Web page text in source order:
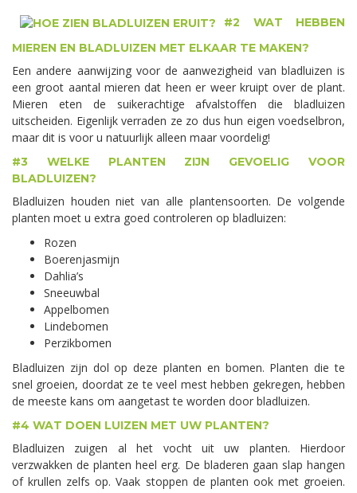
#2 WAT HEBBEN
MIEREN EN BLADLUIZEN MET ELKAAR TE MAKEN?
Een andere aanwijzing voor de aanwezigheid van bladluizen is
een groot aantal mieren dat heen er weer kruipt over de plant.
Mieren eten de suikerachtige afvalstoffen die bladluizen
uitscheiden. Eigenlijk verraden ze zo dus hun eigen voedselbron,
maar dit is voor u natuurlijk alleen maar voordelig!
#3 WELKE PLANTEN ZIJN GEVOELIG VOOR
BLADLUIZEN?
Bladluizen houden niet van alle plantensoorten. De volgende
planten moet u extra goed controleren op bladluizen:
Rozen
Boerenjasmijn
Dahlia’s
Sneeuwbal
Appelbomen
Lindebomen
Perzikbomen
Bladluizen zijn dol op deze planten en bomen. Planten die te
snel groeien, doordat ze te veel mest hebben gekregen, hebben
de meeste kans om aangetast te worden door bladluizen.
#4 WAT DOEN LUIZEN MET UW PLANTEN?
Bladluizen zuigen al het vocht uit uw planten. Hierdoor
verzwakken de planten heel erg. De bladeren gaan slap hangen
of krullen zelfs op. Vaak stoppen de planten ook met groeien.